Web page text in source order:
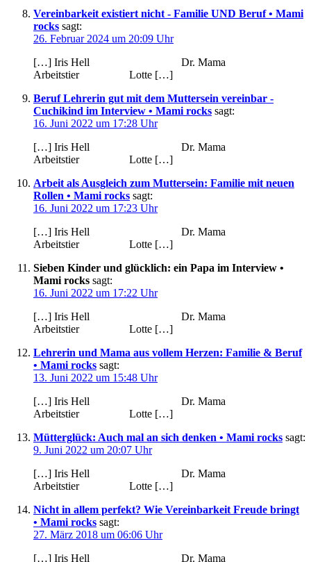
Vereinbarkeit existiert nicht - Familie UND Beruf • Mami
rocks sagt:
26. Februar 2024 um 20:09 Uhr
[…] Iris Hell Dr. Mama
Arbeitstier Lotte […]
Beruf Lehrerin gut mit dem Muttersein vereinbar -
Cuchikind im Interview • Mami rocks sagt:
16. Juni 2022 um 17:28 Uhr
[…] Iris Hell Dr. Mama
Arbeitstier Lotte […]
Arbeit als Ausgleich zum Muttersein: Familie mit neuen
Rollen • Mami rocks sagt:
16. Juni 2022 um 17:23 Uhr
[…] Iris Hell Dr. Mama
Arbeitstier Lotte […]
Sieben Kinder und glücklich: ein Papa im Interview •
Mami rocks sagt:
16. Juni 2022 um 17:22 Uhr
[…] Iris Hell Dr. Mama
Arbeitstier Lotte […]
Lehrerin und Mama aus vollem Herzen: Familie & Beruf
• Mami rocks sagt:
13. Juni 2022 um 15:48 Uhr
[…] Iris Hell Dr. Mama
Arbeitstier Lotte […]
Mütterglück: Auch mal an sich denken • Mami rocks sagt:
9. Juni 2022 um 20:07 Uhr
[…] Iris Hell Dr. Mama
Arbeitstier Lotte […]
Nicht in allem perfekt? Wie Vereinbarkeit Freude bringt
• Mami rocks sagt:
27. März 2018 um 06:06 Uhr
[…] Iris Hell Dr. Mama